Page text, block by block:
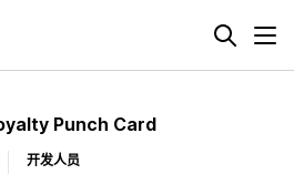
Punch Card
开发人员